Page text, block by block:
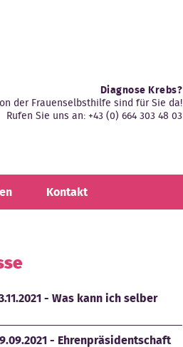
Diagnose Krebs?
der Frauenselbsthilfe sind für Sie da!
Rufen Sie uns an: +43 (0) 664 303 48 03
Kontakt
- Was kann ich selber
- Ehrenpräsidentschaft